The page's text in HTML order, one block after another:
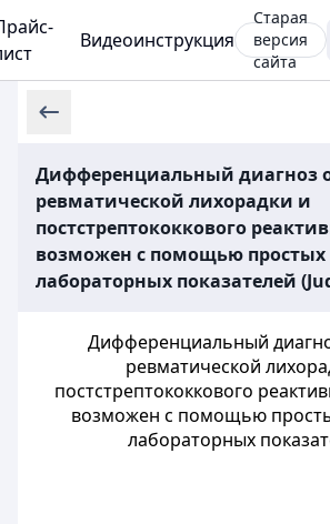
Видеоинструкция
Старая
версия
сайта
Дифференциальный диагноз
ревматической лихорадки и
постстрептококкового
возможен с помощью
лабораторных показателей
Дифференциальный
ревматической
постстрептококкового
возможен с помощью
лабораторных